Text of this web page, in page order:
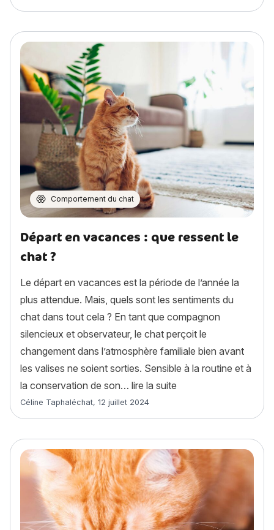
Comportement du chat
Départ en vacances : que ressent le
chat ?
Le départ en vacances est la période de l’année la
plus attendue. Mais, quels sont les sentiments du
chat dans tout cela ? En tant que compagnon
silencieux et observateur, le chat perçoit le
changement dans l’atmosphère familiale bien avant
les valises ne soient sorties. Sensible à la routine et à
la conservation de son… lire la suite
Article rédigé par
Céline Taphaléchat, 12 juillet 2024